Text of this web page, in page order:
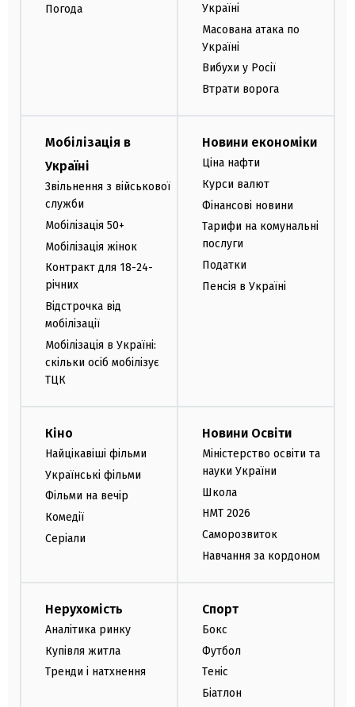
Погода
Україні
Масована атака по
Україні
Вибухи у Росії
Втрати ворога
Мобілізація в
Україні
Звільнення з військової
служби
Мобілізація 50+
Мобілізація жінок
Контракт для 18-24-
річних
Відстрочка від
мобілізації
Мобілізація в Україні:
скільки осіб мобілізує
ТЦК
Новини економіки
Ціна нафти
Курси валют
Фінансові новини
Тарифи на комунальні
послуги
Податки
Пенсія в Україні
Кіно
Найцікавіші фільми
Українські фільми
Фільми на вечір
Комедії
Серіали
Новини Освіти
Міністерство освіти та
науки України
Школа
НМТ 2026
Саморозвиток
Навчання за кордоном
Нерухомість
Аналітика ринку
Купівля житла
Тренди і натхнення
Спорт
Бокс
Футбол
Теніс
Біатлон